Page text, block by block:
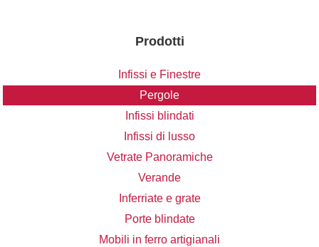
Prodotti
Infissi e Finestre
Pergole
Infissi blindati
Infissi di lusso
Vetrate Panoramiche
Verande
Inferriate e grate
Porte blindate
Mobili in ferro artigianali